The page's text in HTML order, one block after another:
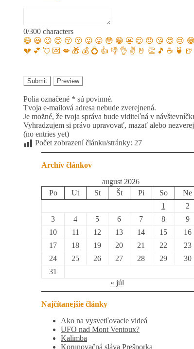
0/300 characters
😄 😃 😉 😊 😚 😗 😜 😛 😳 😁 😬 😌 😞 😘 😍 😢
💔 💕 💘 💌 💋 🎁 💰 💍 👍 👎 👌 ✌️ 🤘 👏 🎵 ☕️ 🍵 🍺
Polia označené * sú povinné.
Tvoja e-mailová adresa nebude zverejnená.
Je možné, že tvoja správa bude viditeľná v
Vyhradzujem si právo upravovať, mazať alebo
(no entries yet)
Počet zobrazení článku/stránky: 27
Archív článkov
august 2026
Po
Ut St Št Pi So
Ne
1
2
3
4 5 6 7 8
9
10
11 12 13 14 15
16
17
18 19 20 21 22
23
24
25 26 27 28 29
30
31
« júl
Najčítanejšie články
Ako na vysvetľovacie videá
UFO nad Mont Ventoux?
Kalimba
Korunovačná sláva Prešporka